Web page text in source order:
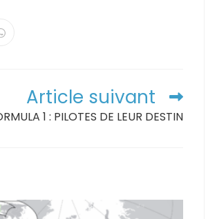
Article suivant
1 : PILOTES DE LEUR DESTIN